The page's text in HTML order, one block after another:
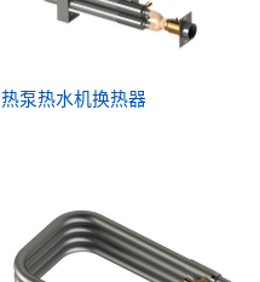
热泵热水机换热器